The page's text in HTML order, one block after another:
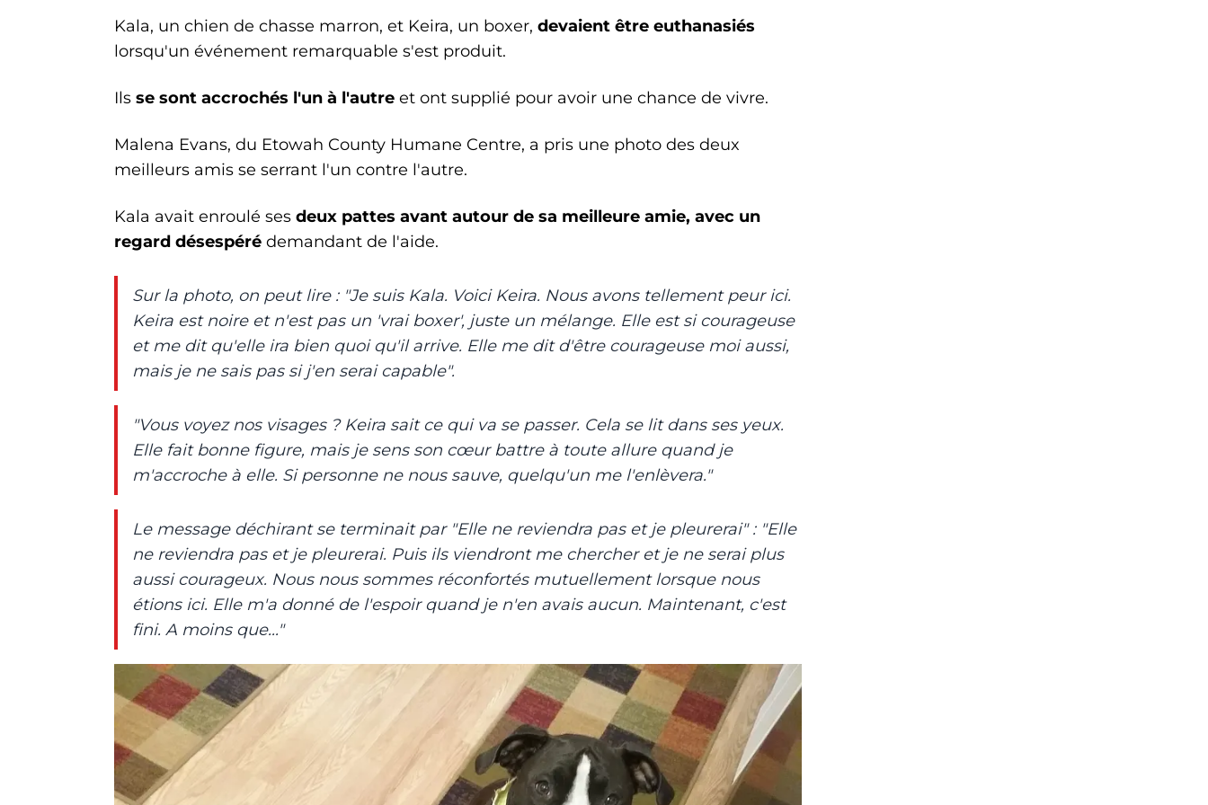
Kala, un chien de chasse marron, et Keira, un boxer, devaient être euthanasiés
lorsqu'un événement remarquable s'est produit.
Ils se sont accrochés l'un à l'autre et ont supplié pour avoir une chance de vivre.
Malena Evans, du Etowah County Humane Centre, a pris une photo des deux
meilleurs amis se serrant l'un contre l'autre.
Kala avait enroulé ses deux pattes avant autour de sa meilleure amie, avec un
regard désespéré demandant de l'aide.
Sur la photo, on peut lire : "Je suis Kala. Voici Keira. Nous avons tellement peur ici.
Keira est noire et n'est pas un 'vrai boxer', juste un mélange. Elle est si courageuse
et me dit qu'elle ira bien quoi qu'il arrive. Elle me dit d'être courageuse moi aussi,
mais je ne sais pas si j'en serai capable".
"Vous voyez nos visages ? Keira sait ce qui va se passer. Cela se lit dans ses yeux.
Elle fait bonne figure, mais je sens son cœur battre à toute allure quand je
m'accroche à elle. Si personne ne nous sauve, quelqu'un me l'enlèvera."
Le message déchirant se terminait par "Elle ne reviendra pas et je pleurerai" : "Elle
ne reviendra pas et je pleurerai. Puis ils viendront me chercher et je ne serai plus
aussi courageux. Nous nous sommes réconfortés mutuellement lorsque nous
étions ici. Elle m'a donné de l'espoir quand je n'en avais aucun. Maintenant, c'est
fini. A moins que..."